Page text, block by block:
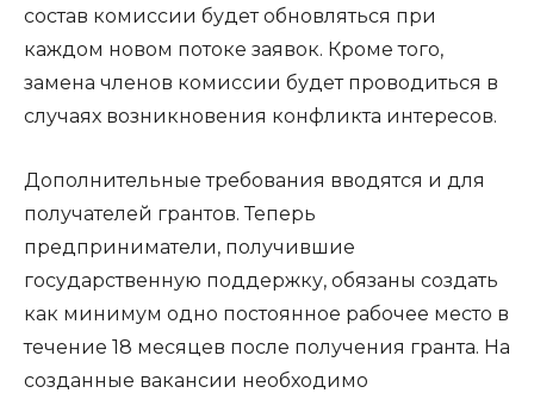
состав комиссии будет обновляться при
каждом новом потоке заявок. Кроме того,
замена членов комиссии будет проводиться в
случаях возникновения конфликта интересов.
Дополнительные требования вводятся и для
получателей грантов. Теперь
предприниматели, получившие
государственную поддержку, обязаны создать
как минимум одно постоянное рабочее место в
течение 18 месяцев после получения гранта. На
созданные вакансии необходимо